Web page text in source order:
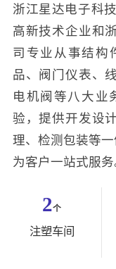
浙江星达电子科
高新技术企业和
司专业从事结构
品、阀门仪表、
电机阀等八大业
验，提供开发设
理、检测包装等
为客户一站式服务
2个
注塑车间